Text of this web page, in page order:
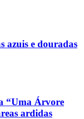
azuis e douradas
“Uma Árvore
ardidas